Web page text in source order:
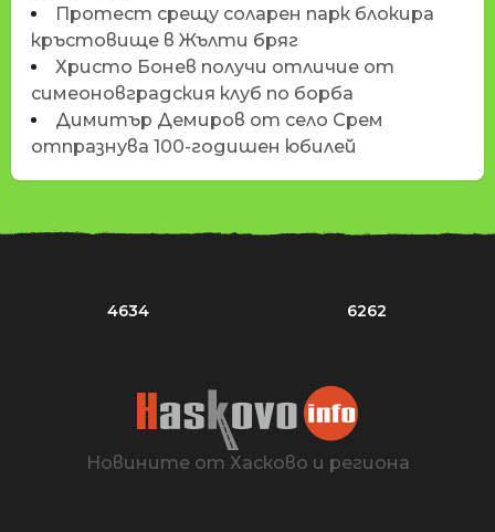
Протест срещу соларен парк блокира
кръстовище в Жълти бряг
Христо Бонев получи отличие от
симеоновградския клуб по борба
Димитър Демиров от село Срем
отпразнува 100-годишен юбилей
4634 6262
Новините от Хасково и региона